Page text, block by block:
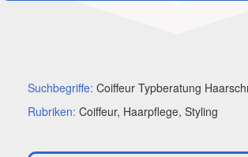
Suchbegriffe: Coiffeur Typberatung
Rubriken: Coiffeur, Haarpflege, Styling